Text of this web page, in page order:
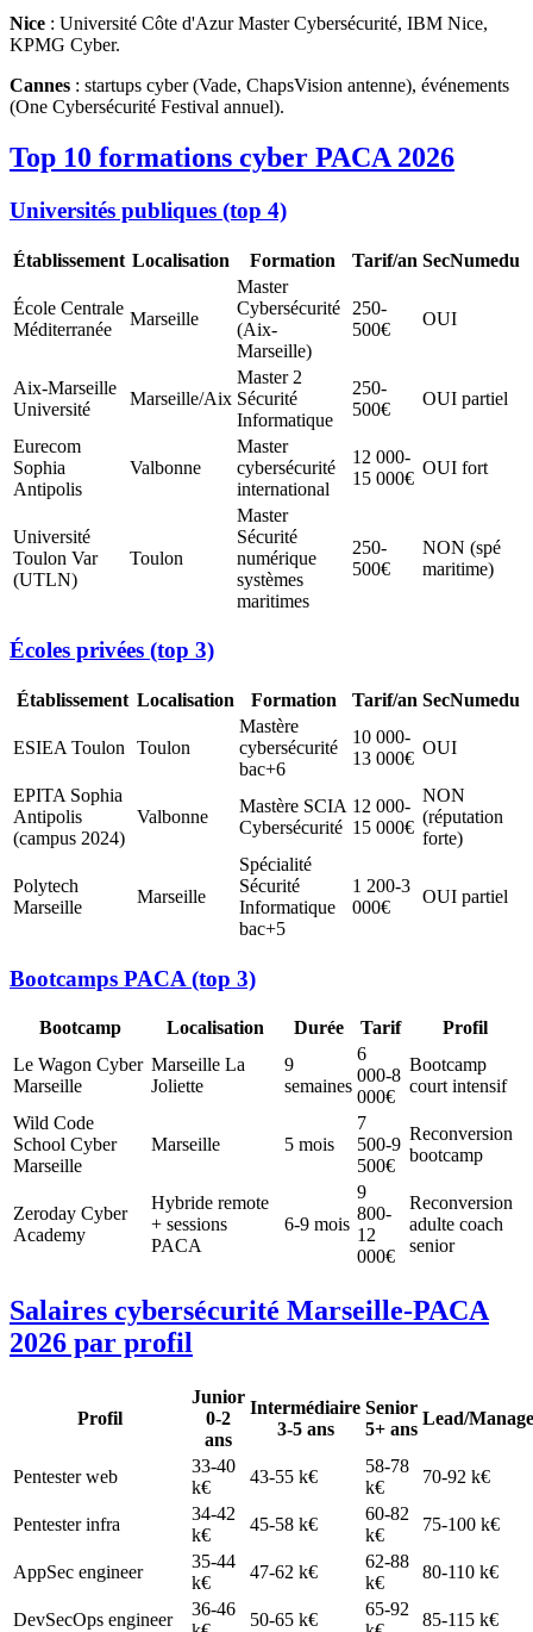
Nice : Université Côte d'Azur Master Cybersécurité, IBM Nice,
KPMG Cyber.
Cannes : startups cyber (Vade, ChapsVision antenne), événements
(One Cybersécurité Festival annuel).
Top 10 formations cyber PACA 2026
Universités publiques (top 4)
Établissement Localisation Formation Tarif/an SecNumedu
École Centrale
Méditerranée
Marseille
Master
Cybersécurité
(Aix-
Marseille)
250-
500€
OUI
Aix-Marseille
Université
Marseille/Aix
Master 2
Sécurité
Informatique
250-
500€
OUI partiel
Eurecom
Sophia
Antipolis
Valbonne
Master
cybersécurité
international
12 000-
15 000€
OUI fort
Université
Toulon Var
(UTLN)
Toulon
Master
Sécurité
numérique
systèmes
maritimes
250-
500€
NON (spé
maritime)
Écoles privées (top 3)
Établissement Localisation Formation Tarif/an SecNumedu
ESIEA Toulon Toulon
Mastère
cybersécurité
bac+6
10 000-
13 000€
OUI
EPITA Sophia
Antipolis
(campus 2024)
Valbonne
Mastère SCIA
Cybersécurité
12 000-
15 000€
NON
(réputation
forte)
Polytech
Marseille
Marseille
Spécialité
Sécurité
Informatique
bac+5
1 200-3
000€
OUI partiel
Bootcamps PACA (top 3)
Bootcamp Localisation Durée Tarif
Profil
Le Wagon Cyber
Marseille
Marseille La
Joliette
9
semaines
6
000-8
000€
Bootcamp
court intensif
Wild Code
School Cyber
Marseille
Marseille 5 mois
7
500-9
500€
Reconversion
bootcamp
Zeroday Cyber
Academy
Hybride remote
+ sessions
PACA
6-9 mois
9
800-
12
000€
Reconversion
adulte coach
senior
Salaires cybersécurité Marseille-PACA
2026 par profil
Profil
Junior
0-2
ans
Intermédiaire
3-5 ans
Senior
5+ ans
Lead/
Pentester web
33-40
k€
43-55 k€
58-78
k€
70-92 k€
Pentester infra
34-42
k€
45-58 k€
60-82
k€
75-100 k€
AppSec engineer
35-44
k€
47-62 k€
62-88
k€
80-110 k€
DevSecOps engineer
36-46
50-65 k€
65-92
85-115 k€